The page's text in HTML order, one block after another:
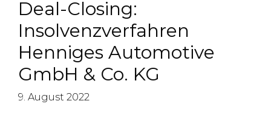
Deal-Closing:
Insolvenzverfahren
Henniges Automotive
GmbH & Co. KG
9. August 2022